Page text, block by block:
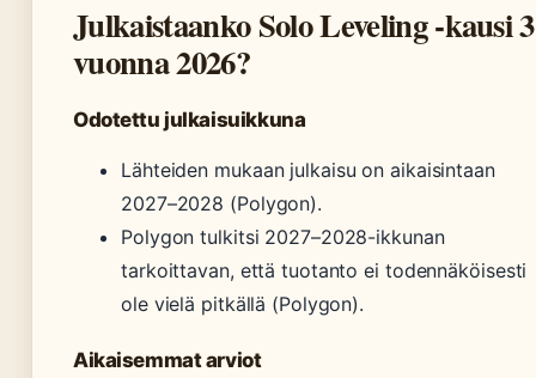
Julkaistaanko Solo Leveling -kausi 3
vuonna 2026?
Odotettu julkaisuikkuna
Lähteiden mukaan julkaisu on aikaisintaan
2027–2028 (Polygon).
Polygon tulkitsi 2027–2028-ikkunan
tarkoittavan, että tuotanto ei todennäköisesti
ole vielä pitkällä (Polygon).
Aikaisemmat arviot